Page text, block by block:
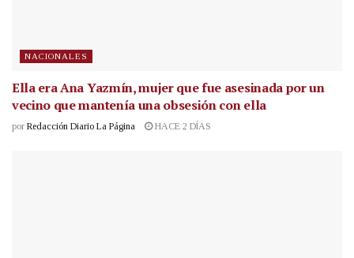
NACIONALES
Ella era Ana Yazmín, mujer que fue asesinada por un
vecino que mantenía una obsesión con ella
por Redacción Diario La Página HACE 2 DÍAS